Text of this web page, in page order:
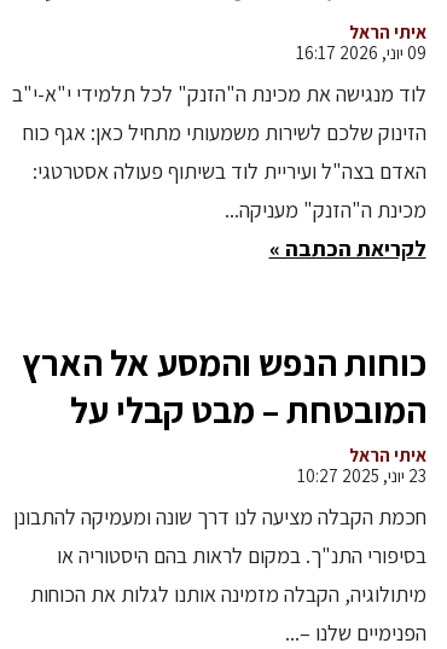
איתי הראל
09 יוני, 2026 16:17
לוד מנגישה את מכינת ה"הזנק" לכל תלמידי י"א-י"ב
הזינוק שלכם לשירות משמעותי מתחיל כאן: אגף כוח
האדם בצה"ל ועיריית לוד בשיתוף פעולה אסטרטגי:
מכינת ה"הזנק" מעניקה...
לקריאת הכתבה »
כוחות הנפש והמסע אל הארץ
המובטחת – מבט קבלי על
סיפור המרגלים
איתי הראל
23 יוני, 2025 10:27
חכמת הקבלה מציעה לנו דרך שונה ומעמיקה להתבונן
בסיפורי התנ"ך. במקום לראות בהם היסטוריה או
מיתולוגיה, הקבלה מזמינה אותנו לגלות את הכוחות
הפנימיים שלנו –...